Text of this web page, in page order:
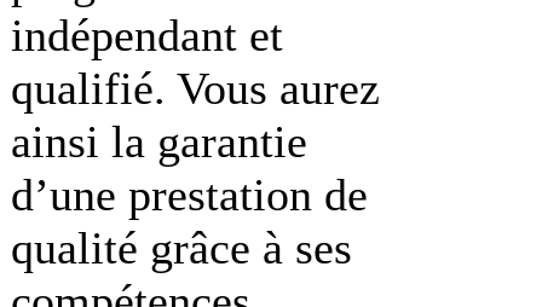
indépendant et
qualifié. Vous aurez
ainsi la garantie
d’une prestation de
qualité grâce à ses